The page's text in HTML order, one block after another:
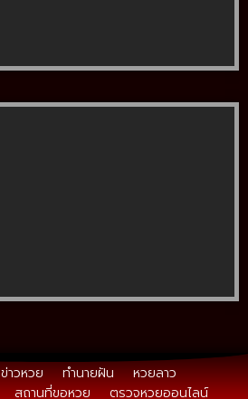
ข่าวหวย ทำนายฝัน
หวยลาว
สถานที่ขอหวย ตรวจหวยออนไลน์